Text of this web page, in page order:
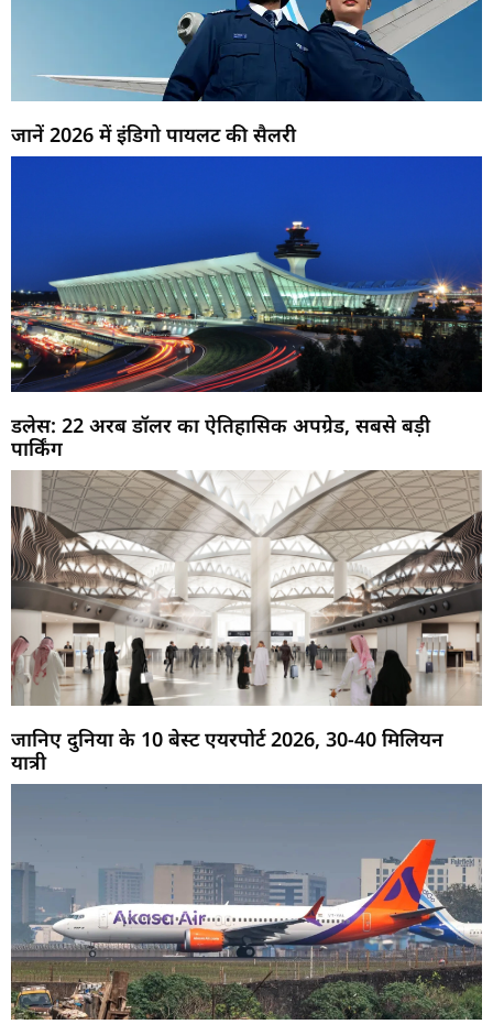
जानें 2026 में इंडिगो पायलट की सैलरी
डलेस: 22 अरब डॉलर का ऐतिहासिक अपग्रेड, सबसे बड़ी
पार्किंग
जानिए दुनिया के 10 बेस्ट एयरपोर्ट 2026, 30-40 मिलियन
यात्री